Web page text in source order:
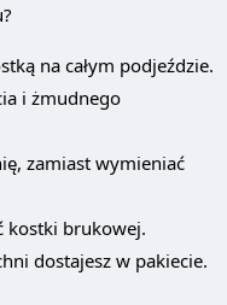
na całym podjeździe.
i żmudnego
zamiast wymieniać
kostki brukowej.
dostajesz w pakiecie.